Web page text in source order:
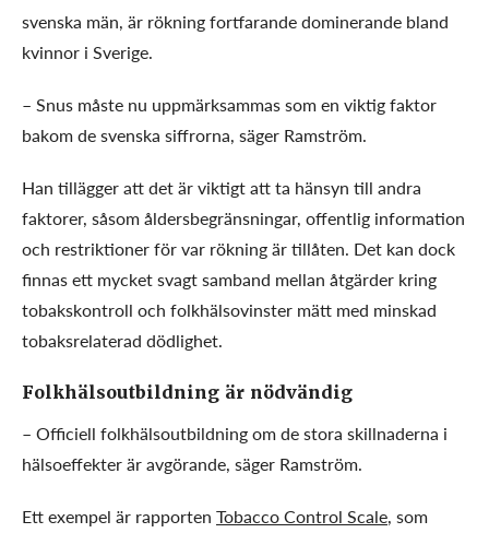
svenska män, är rökning fortfarande dominerande bland
kvinnor i Sverige.
– Snus måste nu uppmärksammas som en viktig faktor
bakom de svenska siffrorna, säger Ramström.
Han tillägger att det är viktigt att ta hänsyn till andra
faktorer, såsom åldersbegränsningar, offentlig information
och restriktioner för var rökning är tillåten. Det kan dock
finnas ett mycket svagt samband mellan åtgärder kring
tobakskontroll och folkhälsovinster mätt med minskad
tobaksrelaterad dödlighet.
Folkhälsoutbildning är nödvändig
– Officiell folkhälsoutbildning om de stora skillnaderna i
hälsoeffekter är avgörande, säger Ramström.
Ett exempel är rapporten Tobacco Control Scale, som